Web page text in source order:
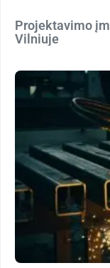
Projektavimo
Vilniuje